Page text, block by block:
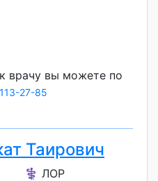
врачу вы можете по
27-85
Таирович
⚕️ ЛОР